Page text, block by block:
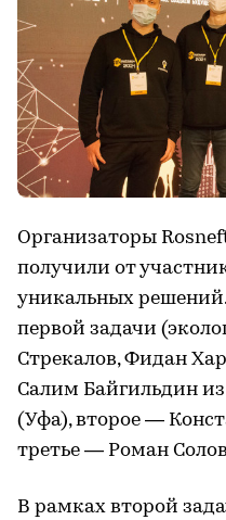
Организаторы
получили от
уникальных
первой задачи
Стрекалов, Фидан
Салим Байгильдин
(Уфа), второе —
третье — Роман
В рамках второй